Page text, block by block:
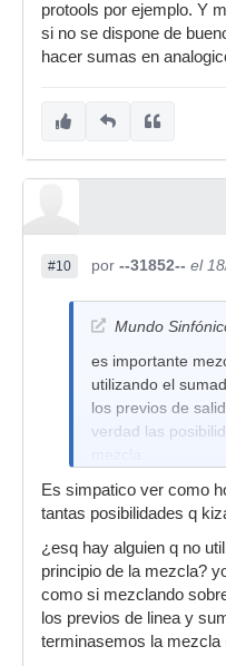
protools por ejemplo. Y
si no se dispone de
hacer sumas en
#10 por --31852-- el
Mundo
es importante
utilizando el
los previos de
verdad las
Es simpatico ver como
tantas posibilidades q
¿esq hay alguien q no
principio de la mezcla?
como si mezclando
los previos de linea y
terminasemos la mezcla